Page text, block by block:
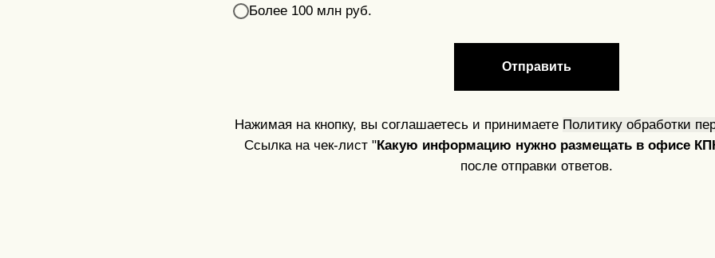
Более 100 млн руб.
Отправить
Нажимая на кнопку, вы соглашаетесь и принимаете Политику обработки
Ссылка на чек-лист "Какую информацию нужно размещать в офисе
после отправки ответов.